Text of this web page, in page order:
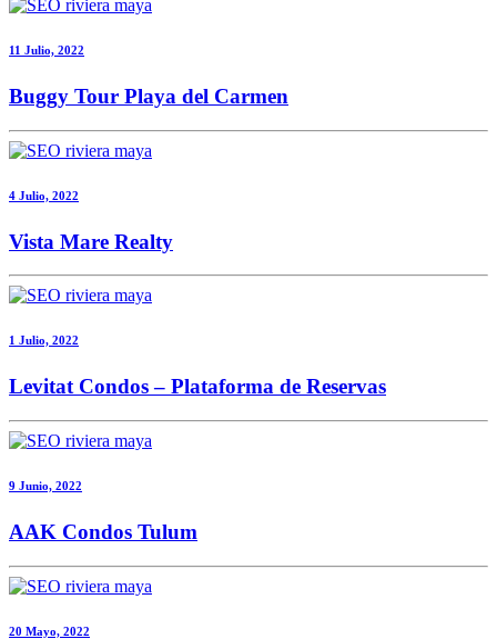
11 Julio, 2022
Buggy Tour Playa del Carmen
4 Julio, 2022
Vista Mare Realty
1 Julio, 2022
Levitat Condos – Plataforma de Reservas
9 Junio, 2022
AAK Condos Tulum
20 Mayo, 2022